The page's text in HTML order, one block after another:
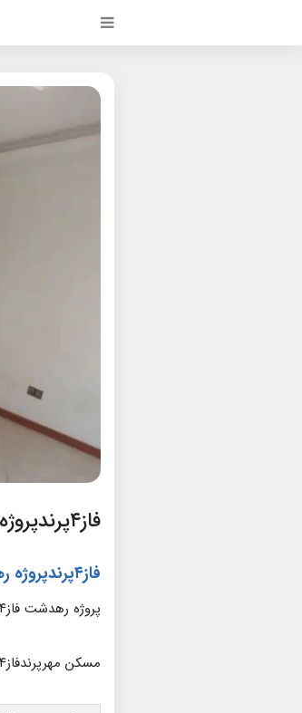
فاز۴پرندپروژه رهدشت
فاز۴پرندپروژه رهدشت
پروژه رهدشت فاز۴پرندخریدوفروش مسکن مهر
مسکن مهرپرندفاز۴پروژه رهدشت